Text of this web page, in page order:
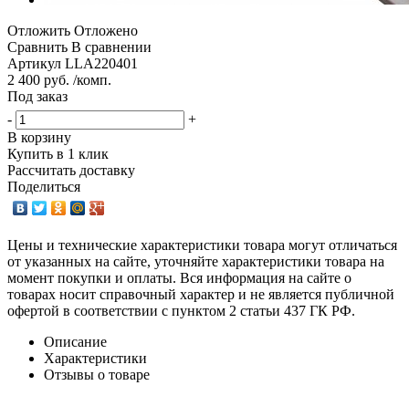
Отложить Отложено
Сравнить В сравнении
Артикул LLA220401
2 400 руб. /комп.
Под заказ
-
+
В корзину
Купить в 1 клик
Рассчитать доставку
Поделиться
Цены и технические характеристики товара могут отличаться
от указанных на сайте, уточняйте характеристики товара на
момент покупки и оплаты. Вся информация на сайте о
товарах носит справочный характер и не является публичной
офертой в соответствии с пунктом 2 статьи 437 ГК РФ.
Описание
Характеристики
Отзывы о товаре